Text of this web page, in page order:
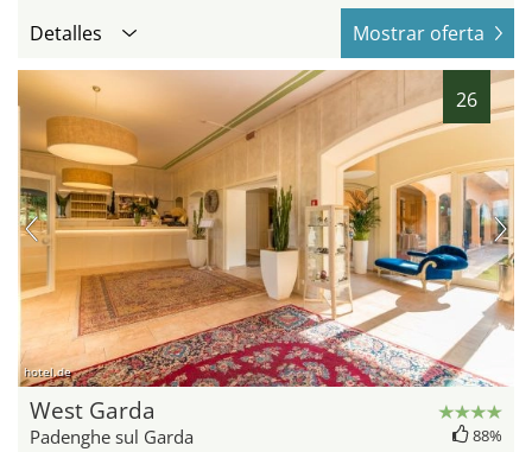
Detalles Mostrar oferta
26
hotel.de
West Garda
Padenghe sul Garda 88%